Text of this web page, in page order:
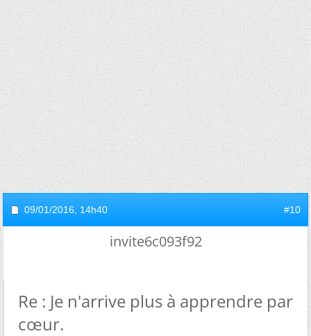
09/01/2016, 14h40 #10
invite6c093f92
Re : Je n'arrive plus à apprendre par
cœur.